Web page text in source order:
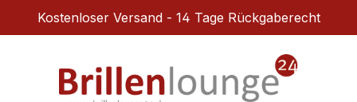
Zum Hauptinhalt springen
Kostenloser Versand - 14 Tage Rückgaberecht